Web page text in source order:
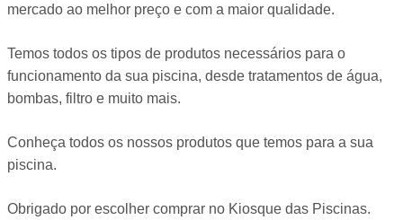
mercado ao melhor preço e com a maior qualidade.
Temos todos os tipos de produtos necessários para o
funcionamento da sua piscina, desde tratamentos de água,
bombas, filtro e muito mais.
Conheça todos os nossos produtos que temos para a sua
piscina.
Obrigado por escolher comprar no Kiosque das Piscinas.